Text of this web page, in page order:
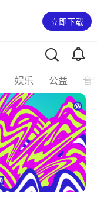
立即下载
娱乐 公益 音